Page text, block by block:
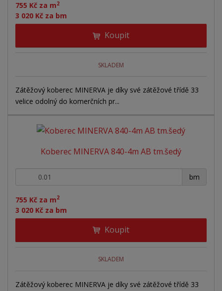
755 Kč za m2
3 020 Kč za bm
Koupit
SKLADEM
Zátěžový koberec MINERVA je díky své zátěžové třídě 33
velice odolný do komerčních pr...
Koberec MINERVA 840-4m AB tm.šedý
755 Kč za m2
3 020 Kč za bm
bm
+ -
Koupit
SKLADEM
Zátěžový koberec MINERVA je díky své zátěžové třídě 33